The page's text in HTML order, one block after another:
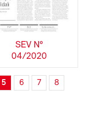
SEV N°
04/2020
5 6 7 8